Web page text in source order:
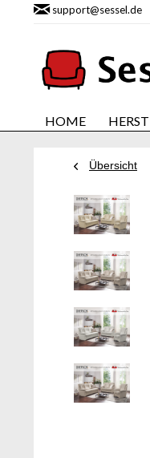
support@sessel.de
HOME
Übersicht